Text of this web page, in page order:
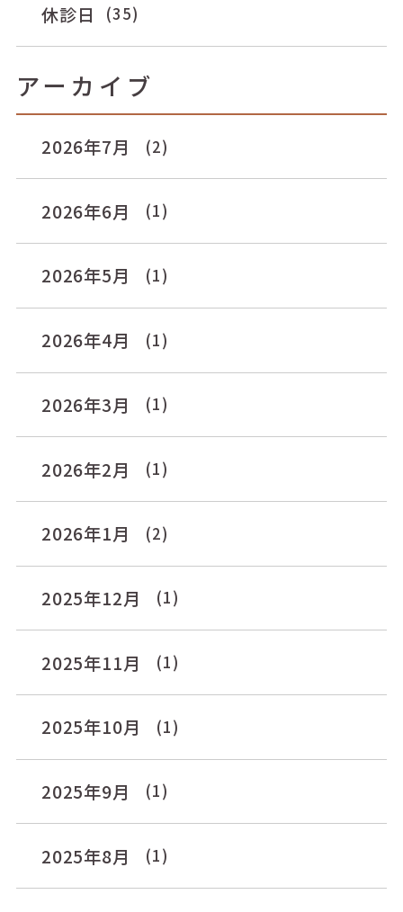
休診日 (35)
アーカイブ
2026年7月 (2)
2026年6月 (1)
2026年5月 (1)
2026年4月 (1)
2026年3月 (1)
2026年2月 (1)
2026年1月 (2)
2025年12月 (1)
2025年11月 (1)
2025年10月 (1)
2025年9月 (1)
2025年8月 (1)